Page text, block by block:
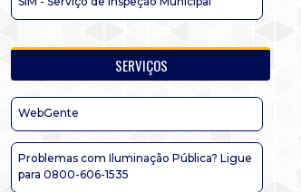
SERVIÇOS
WebGente
Problemas com Iluminação Pública? Ligue
para 0800-606-1535